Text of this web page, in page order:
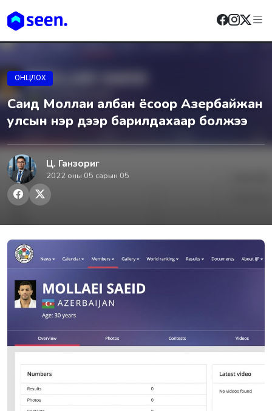
ОНЦЛОХ
Саид Моллаи албан ёсоор Азepбайжан
yлсын нэр дээр бapилдахаар болжээ
Ц. Ганзориг
2022 оны 05 сарын 05